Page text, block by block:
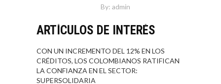
By: admin
ARTÍCULOS DE INTERÉS
CON UN INCREMENTO DEL 12% EN LOS
CRÉDITOS, LOS COLOMBIANOS RATIFICAN
LA CONFIANZA EN EL SECTOR:
SUPERSOLIDARIA